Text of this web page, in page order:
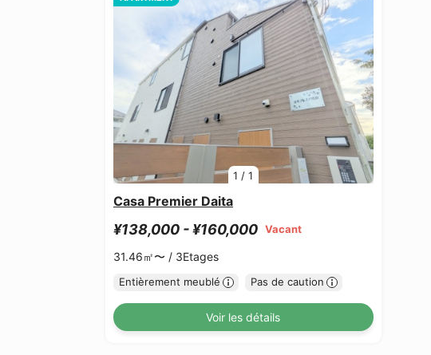
1 /1
Casa Premier Daita
¥138,000 - ¥160,000 Vacant
31.46㎡〜 / 3Etages
Entièrement meublé Pas de caution
Voir les détails